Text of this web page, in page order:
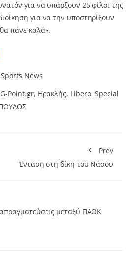
για να υπάρξουν 25 φίλοι της
για να την υποστηρίξουν
πάνε καλά».
News
G-Point.gr, Ηρακλής, Libero, Special
Prev
Ένταση στη δίκη του Νάσου
μεταξύ ΠΑΟΚ